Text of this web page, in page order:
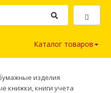
Каталог товаров
изделия
книжки, книги учета